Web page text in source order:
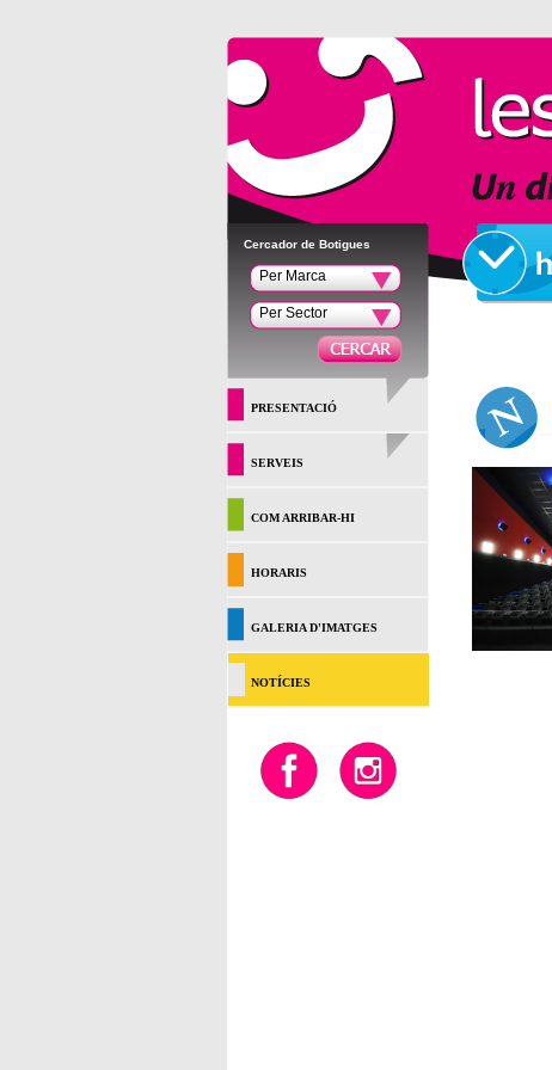
Cercador de Botigues
Per Marca
Per Sector
PRESENTACIÓ
SERVEIS
COM ARRIBAR-HI
HORARIS
GALERIA D'IMATGES
NOTÍCIES